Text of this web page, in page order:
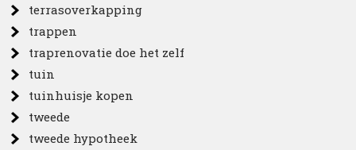
terrasoverkapping
trappen
traprenovatie doe het zelf
tuin
tuinhuisje kopen
tweede
tweede hypotheek